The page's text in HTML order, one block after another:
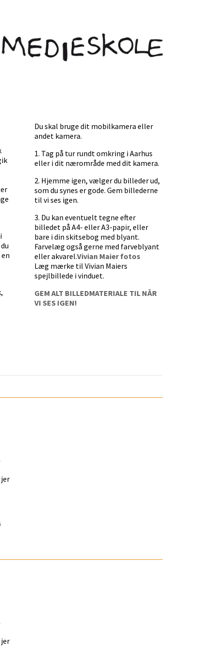
Du skal bruge dit mobilkamera eller
andet kamera.
1. Tag på tur rundt omkring i Aarhus
eller i dit nærområde med dit kamera.
2. Hjemme igen, vælger du billeder ud,
som du synes er gode. Gem billederne
til vi ses igen.
3. Du kan eventuelt tegne efter
billedet på A4- eller A3-papir, eller
bare i din skitsebog med blyant.
Farvelæg også gerne med farveblyant
eller akvarel.Vivian Maier fotos
Læg mærke til Vivian Maiers
spejlbillede i vinduet.
GEM ALT BILLEDMATERIALE TIL NÅR
VI SES IGEN!